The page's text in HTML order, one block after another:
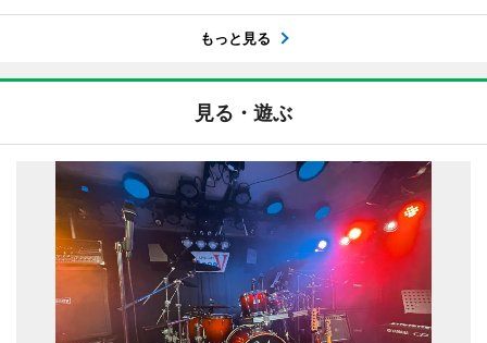
もっと見る
見る・遊ぶ